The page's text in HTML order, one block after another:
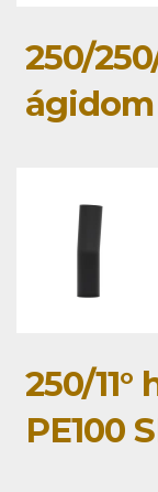
250/
ágidom
250/
PE100